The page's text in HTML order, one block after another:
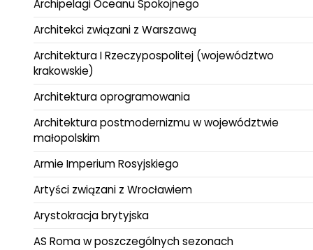
Archipelagi Oceanu Spokojnego
Architekci związani z Warszawą
Architektura I Rzeczypospolitej (województwo
krakowskie)
Architektura oprogramowania
Architektura postmodernizmu w województwie
małopolskim
Armie Imperium Rosyjskiego
Artyści związani z Wrocławiem
Arystokracja brytyjska
AS Roma w poszczególnych sezonach